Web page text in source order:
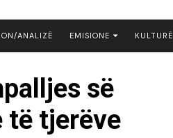
ANALIZË EMISIONE
BOTA NE FOKUS
EKONOMIKS
KULTURË
së
të tjerëve